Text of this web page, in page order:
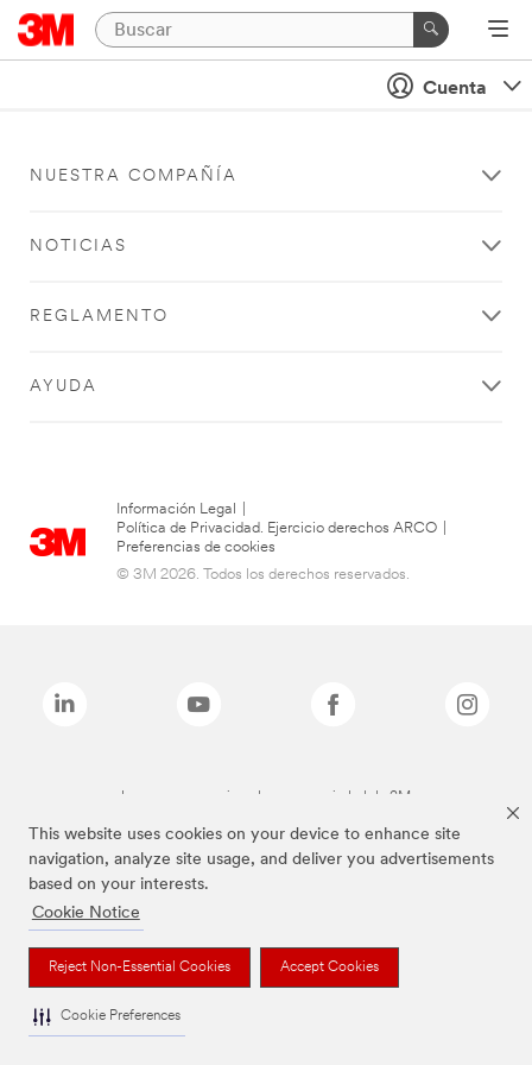
This website uses cookies on your device to enhance site
navigation, analyze site usage, and deliver you advertisements
based on your interests.
Cookie Notice
Reject Non-Essential Cookies Accept Cookies
Cookie Preferences
Cuenta
NUESTRA COMPAÑÍA
NOTICIAS
REGLAMENTO
AYUDA
Información Legal
Política de Privacidad. Ejercicio derechos ARCO
Preferencias de cookies
© 3M 2026. Todos los derechos reservados.
Las marcas mencionadas son propiedad de 3M